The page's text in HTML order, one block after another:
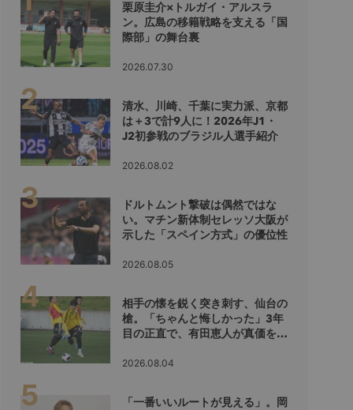
栗原圭介×トルガイ・アルスラ
ン。広島の移籍戦略を支える「国
際部」の舞台裏
2026.07.30
清水、川崎、千葉に実力派、京都
は＋3で計9人に！2026年J1・
J2初参戦のブラジル人選手紹介
2026.08.02
ドルトムント撃破は偶然ではな
い。マチン新体制セレッソ大阪が
示した「スペイン方式」の優位性
2026.08.05
相手の懐を鋭く突き刺す、仙台の
槍。「ちゃんと悔しかった」3年
目の正直で、有田恵人が真価を示
2026.08.04
「一番いいルートが見える」。岡